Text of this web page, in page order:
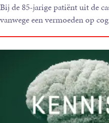
Bij de 85-jarige patiënt uit de
vanwege een vermoeden op